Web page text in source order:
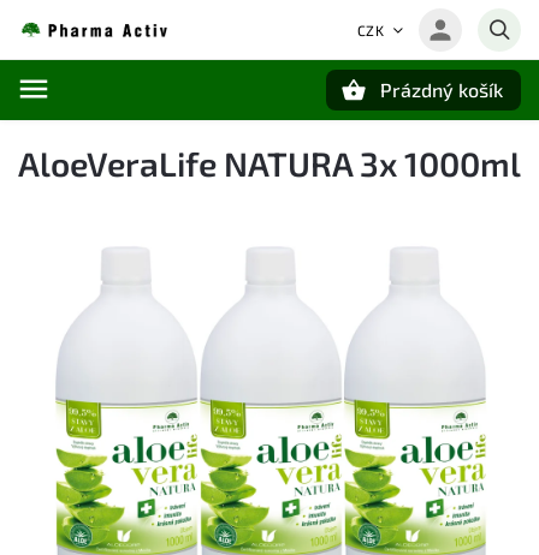
CZK
Prázdný košík
AloeVeraLife NATURA 3x 1000ml